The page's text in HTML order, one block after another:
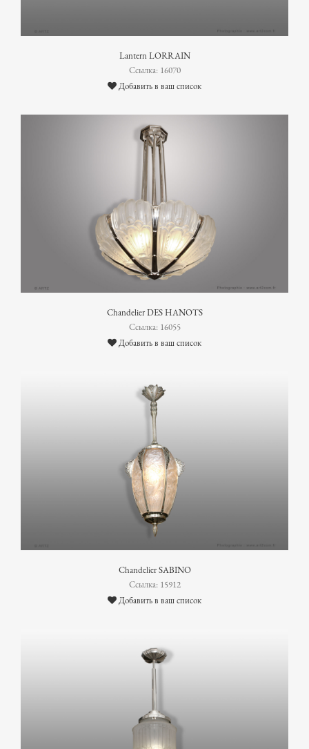
Lantern LORRAIN
Ссылка: 16070
Добавить в ваш список
Chandelier DES HANOTS
Ссылка: 16055
Добавить в ваш список
Chandelier SABINO
Ссылка: 15912
Добавить в ваш список